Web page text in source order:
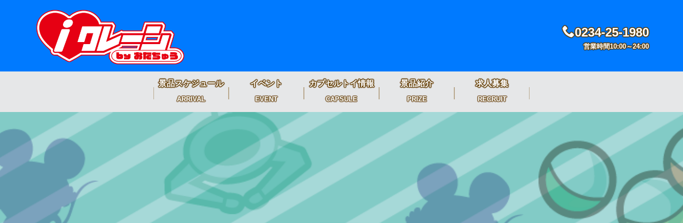
0234-25-1980
営業時間10:00～24:00
景品スケジュール
ARRIVAL
イベント
EVENT
カプセルトイ情報
CAPSULE
景品紹介
PRIZE
求人募集
RECRUIT